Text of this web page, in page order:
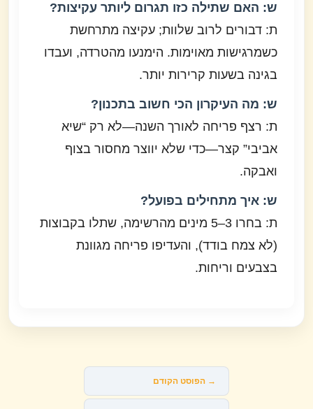
ש: האם שתילה כזו תגרום ליותר עקיצות?
ת: דבורים לרוב שלוות; עקיצה מתרחשת
כשמרגישות מאוימות. הימנעו מהטרדה, ועבדו
בגינה בשעות קרירות יותר.
ש: מה העיקרון הכי חשוב בתכנון?
ת: רצף פריחה לאורך השנה—לא רק “שיא
אביבי” קצר—כדי שלא יווצר מחסור בצוף
ואבקה.
ש: איך מתחילים בפועל?
ת: בחרו 3–5 מינים מהרשימה, שתלו בקבוצות
(לא צמח בודד), והעדיפו פריחה מגוונת
בצבעים וריחות.
→ הפוסט הקודם